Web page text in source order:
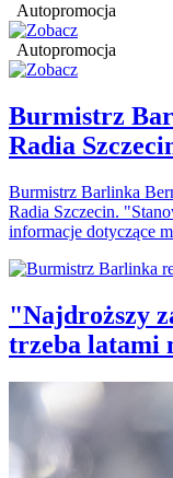
Autopromocja
Autopromocja
Burmistrz
Radia
Burmistrz Barlinka
Radia Szczecin.
informacje dotyczące
"Najdroższy
trzeba latami